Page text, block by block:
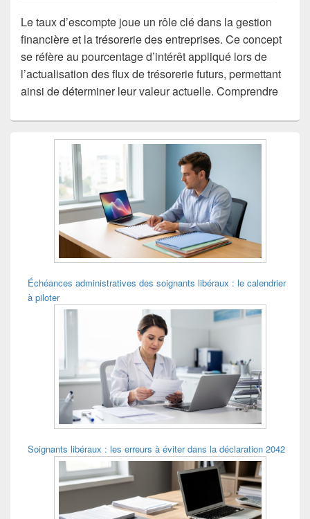
Le taux d’escompte joue un rôle clé dans la gestion
financière et la trésorerie des entreprises. Ce concept
se réfère au pourcentage d’intérêt appliqué lors de
l’actualisation des flux de trésorerie futurs, permettant
ainsi de déterminer leur valeur actuelle. Comprendre
Échéances administratives des soignants libéraux : le calendrier
à piloter
Soignants libéraux : les erreurs à éviter dans la déclaration 2042